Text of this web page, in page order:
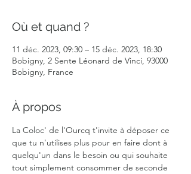
Où et quand ?
11 déc. 2023, 09:30 – 15 déc. 2023, 18:30
Bobigny, 2 Sente Léonard de Vinci, 93000
Bobigny, France
À propos
La Coloc' de l'Ourcq t'invite à déposer ce
que tu n'utilises plus pour en faire dont à
quelqu'un dans le besoin ou qui souhaite
tout simplement consommer de seconde